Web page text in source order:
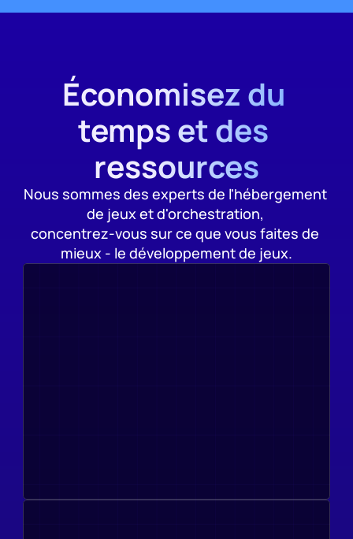
Économisez du
temps et des
ressources
Nous sommes des experts de l'hébergement
de jeux et d'orchestration,
concentrez-vous sur ce que vous faites de
mieux - le développement de jeux.